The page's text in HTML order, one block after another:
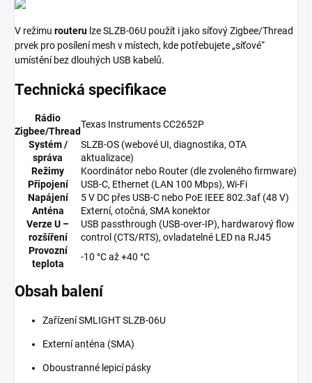
V režimu routeru lze SLZB-06U použít i jako síťový Zigbee/Thread
prvek pro posílení mesh v místech, kde potřebujete „síťové“
umístění bez dlouhých USB kabelů.
Technická specifikace
Rádio
Zigbee/Thread
Texas Instruments CC2652P
Systém /
správa
SLZB-OS (webové UI, diagnostika, OTA
aktualizace)
Režimy
Koordinátor nebo Router (dle zvoleného firmware)
Připojení
USB-C, Ethernet (LAN 100 Mbps), Wi-Fi
Napájení
5 V DC přes USB-C nebo PoE IEEE 802.3af (48 V)
Anténa
Externí, otočná, SMA konektor
Verze U –
rozšíření
USB passthrough (USB-over-IP), hardwarový flow
control (CTS/RTS), ovladatelné LED na RJ45
Provozní
teplota
-10 °C až +40 °C
Obsah balení
Zařízení SMLIGHT SLZB-06U
Externí anténa (SMA)
Oboustranné lepicí pásky